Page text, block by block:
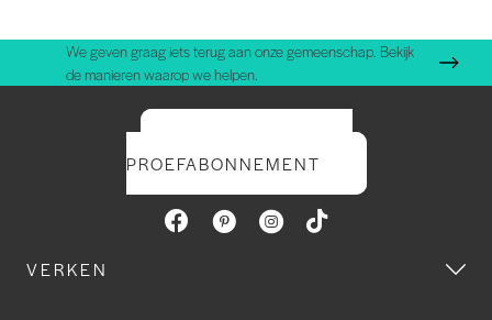
We geven graag iets terug aan onze gemeenschap. Bekijk
de manieren waarop we helpen.
PROEFABONNEMENT
VERKEN